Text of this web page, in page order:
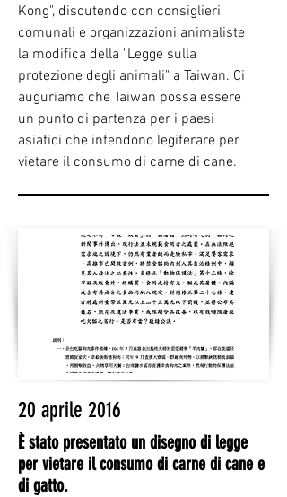
Kong", discutendo con consiglieri
comunali e organizzazioni animaliste
la modifica della "Legge sulla
protezione degli animali" a Taiwan. Ci
auguriamo che Taiwan possa essere
un punto di partenza per i paesi
asiatici che intendono legiferare per
vietare il consumo di carne di cane.
20 aprile 2016
È stato presentato un disegno di legge
per vietare il consumo di carne di cane e
di gatto.